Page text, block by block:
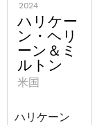
2024
ハリケー
ン・ヘリ
ーン＆ミ
ルトン
米国
ハリケーン